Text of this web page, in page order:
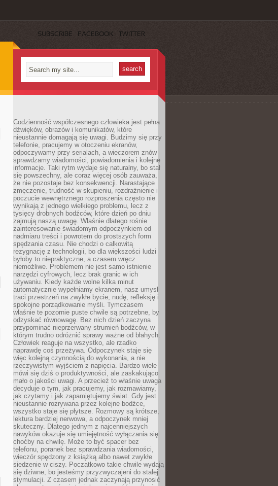
SUBSCRIBE FACEBOOK TWITTER
Codzienność współczesnego człowieka jest pełna
dźwięków, obrazów i komunikatów, które
nieustannie domagają się uwagi. Budzimy się przy
telefonie, pracujemy w otoczeniu ekranów,
odpoczywamy przy serialach, a wieczorem znów
sprawdzamy wiadomości, powiadomienia i kolejne
informacje. Taki rytm wydaje się naturalny, bo stał
się powszechny, ale coraz więcej osób zauważa,
że nie pozostaje bez konsekwencji. Narastające
zmęczenie, trudność w skupieniu, rozdrażnienie i
poczucie wewnętrznego rozproszenia często nie
wynikają z jednego wielkiego problemu, lecz z
tysięcy drobnych bodźców, które dzień po dniu
zajmują naszą uwagę. Właśnie dlatego rośnie
zainteresowanie świadomym odpoczynkiem od
nadmiaru treści i powrotem do prostszych form
spędzania czasu. Nie chodzi o całkowitą
rezygnację z technologii, bo dla większości ludzi
byłoby to niepraktyczne, a czasem wręcz
niemożliwe. Problemem nie jest samo istnienie
narzędzi cyfrowych, lecz brak granic w ich
używaniu. Kiedy każde wolne kilka minut
automatycznie wypełniamy ekranem, nasz umysł
traci przestrzeń na zwykłe bycie, nudę, refleksję i
spokojne porządkowanie myśli. Tymczasem
właśnie te pozornie puste chwile są potrzebne, by
odzyskać równowagę. Bez nich dzień zaczyna
przypominać nieprzerwany strumień bodźców, w
którym trudno odróżnić sprawy ważne od błahych.
Człowiek reaguje na wszystko, ale rzadko
naprawdę coś przeżywa. Odpoczynek staje się
więc kolejną czynnością do wykonania, a nie
rzeczywistym wyjściem z napięcia. Bardzo wiele
mówi się dziś o produktywności, ale zaskakująco
mało o jakości uwagi. A przecież to właśnie uwaga
decyduje o tym, jak pracujemy, jak rozmawiamy,
jak czytamy i jak zapamiętujemy świat. Gdy jest
nieustannie rozrywana przez kolejne bodźce,
wszystko staje się płytsze. Rozmowy są krótsze,
lektura bardziej nerwowa, a odpoczynek mniej
skuteczny. Dlatego jednym z najcenniejszych
nawyków okazuje się umiejętność wyłączania się
choćby na chwilę. Może to być spacer bez
telefonu, poranek bez sprawdzania wiadomości,
wieczór spędzony z książką albo nawet zwykłe
siedzenie w ciszy. Początkowo takie chwile wydają
się dziwne, bo jesteśmy przyzwyczajeni do stałej
stymulacji. Z czasem jednak zaczynają przynosić